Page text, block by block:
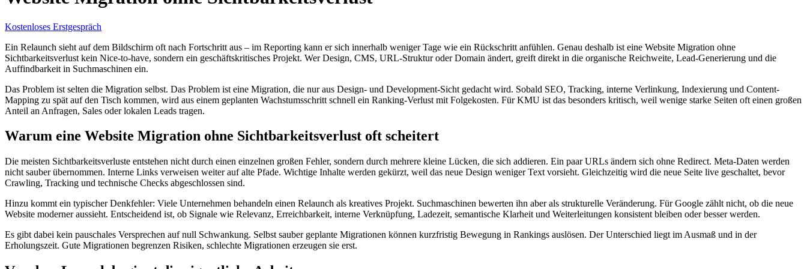
Kostenloses Erstgespräch
Ein Relaunch sieht auf dem Bildschirm oft nach Fortschritt aus – im Reporting kann er sich innerhalb weniger Tage wie ein Rückschritt anfühlen. Genau deshalb ist eine Website Migration ohne
Sichtbarkeitsverlust kein Nice-to-have, sondern ein geschäftskritisches Projekt. Wer Design, CMS, URL-Struktur oder Domain ändert, greift direkt in die organische Reichweite, Lead-Generierung und die
Auffindbarkeit in Suchmaschinen ein.
Das Problem ist selten die Migration selbst. Das Problem ist eine Migration, die nur aus Design- und Development-Sicht gedacht wird. Sobald SEO, Tracking, interne Verlinkung, Indexierung und Content-
Mapping zu spät auf den Tisch kommen, wird aus einem geplanten Wachstumsschritt schnell ein Ranking-Verlust mit Folgekosten. Für KMU ist das besonders kritisch, weil wenige starke Seiten oft einen großen
Anteil an Anfragen, Sales oder lokalen Leads tragen.
Warum eine Website Migration ohne Sichtbarkeitsverlust oft scheitert
Die meisten Sichtbarkeitsverluste entstehen nicht durch einen einzelnen großen Fehler, sondern durch mehrere kleine Lücken, die sich addieren. Ein paar URLs ändern sich ohne Redirect. Meta-Daten werden
nicht sauber übernommen. Interne Links verweisen weiter auf alte Pfade. Wichtige Inhalte werden gekürzt, weil das neue Design weniger Text vorsieht. Gleichzeitig wird die neue Seite live geschaltet, bevor
Crawling, Tracking und technische Checks abgeschlossen sind.
Hinzu kommt ein typischer Denkfehler: Viele Unternehmen behandeln einen Relaunch als kreatives Projekt. Suchmaschinen bewerten ihn aber als strukturelle Veränderung. Für Google zählt nicht, ob die neue
Website moderner aussieht. Entscheidend ist, ob Signale wie Relevanz, Erreichbarkeit, interne Verknüpfung, Ladezeit, semantische Klarheit und Weiterleitungen konsistent bleiben oder besser werden.
Es gibt dabei kein pauschales Versprechen auf null Schwankung. Selbst sauber geplante Migrationen können kurzfristig Bewegung in Rankings auslösen. Der Unterschied liegt im Ausmaß und in der
Erholungszeit. Gute Migrationen begrenzen Risiken, schlechte Migrationen erzeugen sie erst.